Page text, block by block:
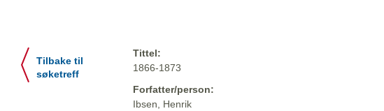
Tilbake til
søketreff
Tittel:
1866-1873
Forfatter/person:
Ibsen, Henrik